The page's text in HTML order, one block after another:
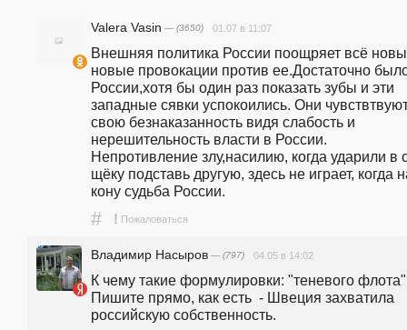
Valera Vasin — (3650) 01.07 в 11:07
Внешняя политика России поощряет всё
новые провокации против ее.Достаточно
России,хотя бы один раз показать зубы и эти
западные сявки успокоились. Они
свою безнаказанность видя слабость и
нерешительность власти в России.
Непротивление злу,насилию, когда ударили в
щёку подставь другую, здесь не играет, когда
кону судьба России.
# ! Пожаловаться
Владимир Насыров — (797) 04.05 в 14:02
К чему такие формулировки: "теневого
Пишите прямо, как есть  - Швеция захватила
российскую собственность.